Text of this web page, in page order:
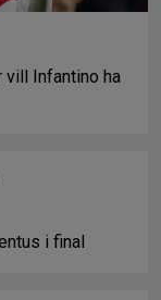
vill Infantino ha
i final